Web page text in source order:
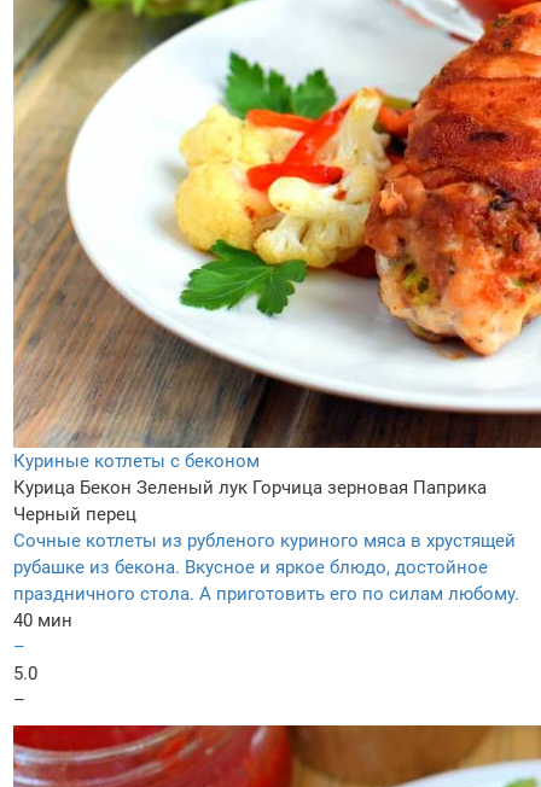
Куриные котлеты с беконом
Курица Бекон Зеленый лук Горчица зерновая Паприка
Черный перец
Сочные котлеты из рубленого куриного мяса в хрустящей
рубашке из бекона. Вкусное и яркое блюдо, достойное
праздничного стола. А приготовить его по силам любому.
40 мин
–
5.0
–